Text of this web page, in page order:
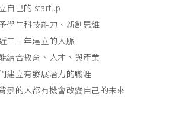
自己的 startup
學生科技能力、新創思維
二十年建立的人脈
結合教育、人才、與產業
建立有發展潛力的職涯
景的人都有機會改變自己的未來